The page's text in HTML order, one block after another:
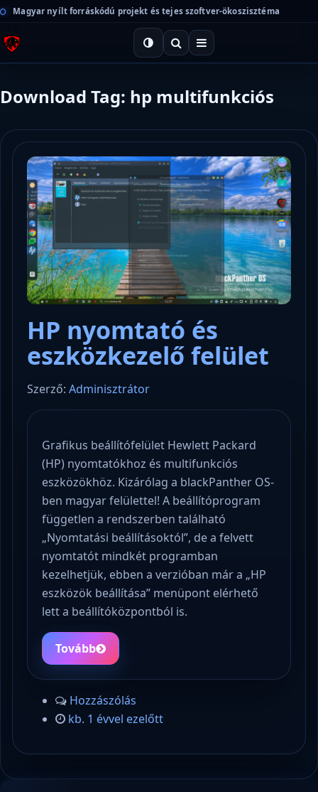
Magyar nyílt forráskódú projekt és tejes szoftver-ökoszisztéma
Download Tag: hp multifunkciós
HP nyomtató és
eszközkezelő felület
Szerző: Adminisztrátor
Grafikus beállítófelület Hewlett Packard
(HP) nyomtatókhoz és multifunkciós
eszközökhöz. Kizárólag a blackPanther OS-
ben magyar felülettel! A beállítóprogram
független a rendszerben található
„Nyomtatási beállításoktól”, de a felvett
nyomtatót mindkét programban
kezelhetjük, ebben a verzióban már a „HP
eszközök beállítása” menüpont elérhető
lett a beállítóközpontból is.
Tovább
Hozzászólás
kb. 1 évvel ezelőtt